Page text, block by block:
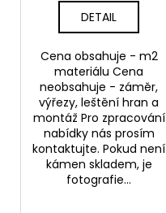
DETAIL
Cena obsahuje - m2
materiálu Cena
neobsahuje - záměr,
výřezy, leštění hran a
montáž Pro zpracování
nabídky nás prosím
kontaktujte. Pokud není
kámen skladem, je
fotografie...